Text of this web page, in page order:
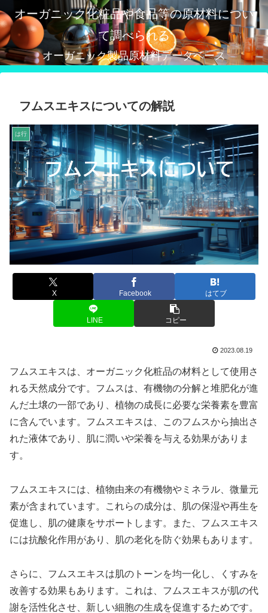
オーガニック化粧品や食品等の原材料につい
て調べられる
オーガニック製品原材料データベース
フムスエキスについての解説
は行
X Facebook はてブ
LINE コピー
2023.08.19
フムスエキスは、オーガニック化粧品の材料として使用さ
れる天然成分です。フムスは、有機物の分解と堆肥化が進
んだ土壌の一部であり、植物の成長に必要な栄養素を豊富
に含んでいます。フムスエキスは、このフムスから抽出さ
れた液体であり、肌に潤いや栄養を与える効果がありま
す。
フムスエキスには、植物由来の有機物やミネラル、微量元
素が含まれています。これらの成分は、肌の保湿や再生を
促進し、肌の健康をサポートします。また、フムスエキス
には抗酸化作用があり、肌の老化を防ぐ効果もあります。
さらに、フムスエキスは肌のトーンを均一化し、くすみを
改善する効果もあります。これは、フムスエキスが肌の代
謝を活性化させ、新しい細胞の生成を促進するためです。